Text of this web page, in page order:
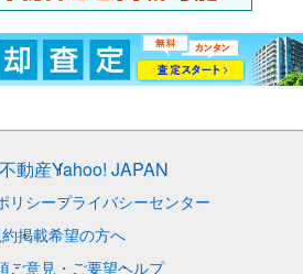
動産Yahoo! JAPAN
リシープライバシーセンター
掲載希望の方へ
ご意見・ご要望ヘルプ